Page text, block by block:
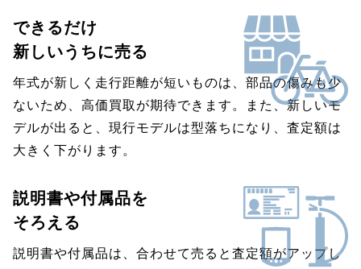
できるだけ
新しいうちに売る
年式が新しく走行距離が短いものは、部品の傷みも少
ないため、高価買取が期待できます。また、新しいモ
デルが出ると、現行モデルは型落ちになり、査定額は
大きく下がります。
説明書や付属品を
そろえる
説明書や付属品は、合わせて売ると査定額がアップし